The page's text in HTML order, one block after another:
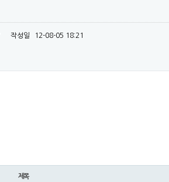
작성일
12-08-05 18:21
제목